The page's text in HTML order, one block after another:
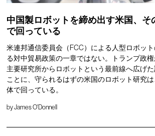
中国製ロボットを締め出す米国、そ
で回っている
米連邦通信委員会（FCC）による人型ロボッ
る対中貿易政策の一章ではない。トランプ政
主要研究所からロボットという最前線へ広げ
ことに、守られるはずの米国のロボット研究
体で回っている。
byJames O'Donnell